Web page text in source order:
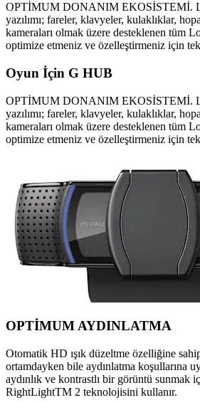
OPTİMUM DONANIM EKOSİSTEMİ.
yazılımı; fareler, klavyeler, kulaklıklar,
kameraları olmak üzere desteklenen tüm
optimize etmeniz ve özelleştirmeniz için
Oyun İçin G HUB
OPTİMUM DONANIM EKOSİSTEMİ.
yazılımı; fareler, klavyeler, kulaklıklar,
kameraları olmak üzere desteklenen tüm
optimize etmeniz ve özelleştirmeniz için
OPTİMUM AYDINLATMA
Otomatik HD ışık düzeltme özelliğine
ortamdayken bile aydınlatma koşullarına
aydınlık ve kontrastlı bir görüntü sunmak
RightLightTM 2 teknolojisini kullanır.